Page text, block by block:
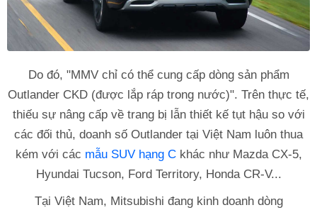
Do đó, "MMV chỉ có thể cung cấp dòng sản phẩm
Outlander CKD (được lắp ráp trong nước)". Trên thực tế,
thiếu sự nâng cấp về trang bị lẫn thiết kế tụt hậu so với
các đối thủ, doanh số Outlander tại Việt Nam luôn thua
kém với các mẫu SUV hạng Ckhác như Mazda CX-5,
Hyundai Tucson, Ford Territory, Honda CR-V...
Tại Việt Nam, Mitsubishi đang kinh doanh dòng